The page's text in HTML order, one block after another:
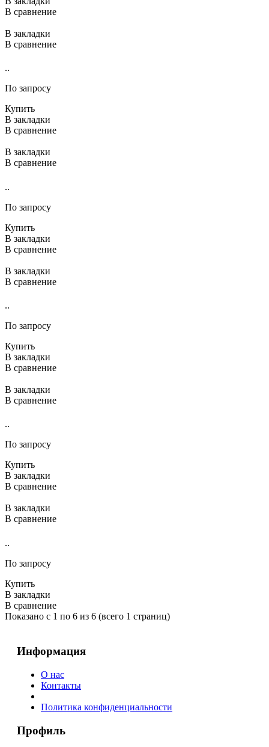
В сравнение
В закладки
В сравнение
..
По запросу
Купить
В закладки
В сравнение
В закладки
В сравнение
..
По запросу
Купить
В закладки
В сравнение
В закладки
В сравнение
..
По запросу
Купить
В закладки
В сравнение
В закладки
В сравнение
..
По запросу
Купить
В закладки
В сравнение
В закладки
В сравнение
..
По запросу
Купить
В закладки
В сравнение
Показано с 1 по 6 из 6 (всего 1 страниц)
Информация
О нас
Контакты
Политика конфиденциальности
Профиль